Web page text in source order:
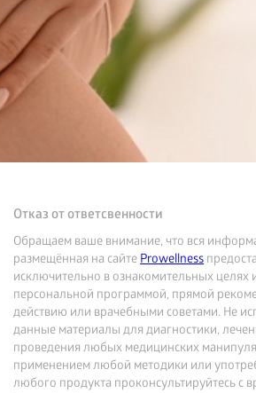
Отказ от ответсвенности
Обращаем ваше внимание, что вся
размещённая на сайтеProwellness
исключительно в ознакомительных целях
персональной программой, прямой
действию или врачебными советами. Не
данные материалы для диагностики,
проведения любых медицинских
применением любой методики или
любого продукта проконсультируйтесь с